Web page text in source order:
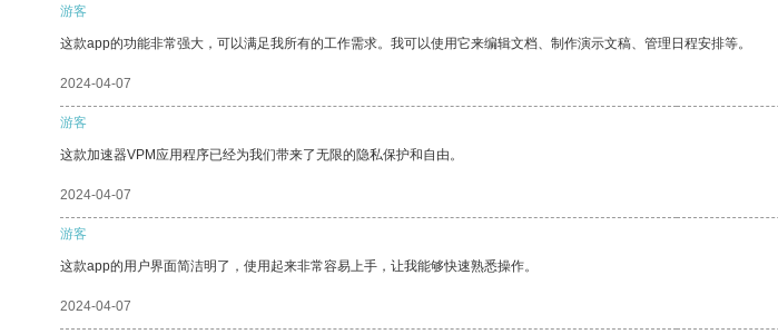
游客
这款app的功能非常强大，可以满足我所有的工作需求。我可以使用它来编辑文档、制作演示文稿、管理日程安排等。
2024-04-07
游客
这款加速器VPM应用程序已经为我们带来了无限的隐私保护和自由。
2024-04-07
游客
这款app的用户界面简洁明了，使用起来非常容易上手，让我能够快速熟悉操作。
2024-04-07